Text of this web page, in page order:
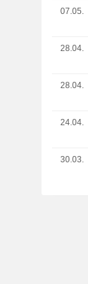
07.05.
28.04.
28.04.
24.04.
30.03.